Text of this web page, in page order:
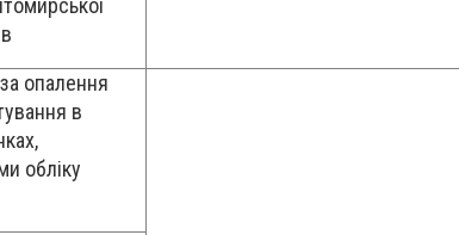
опалення
в
обліку